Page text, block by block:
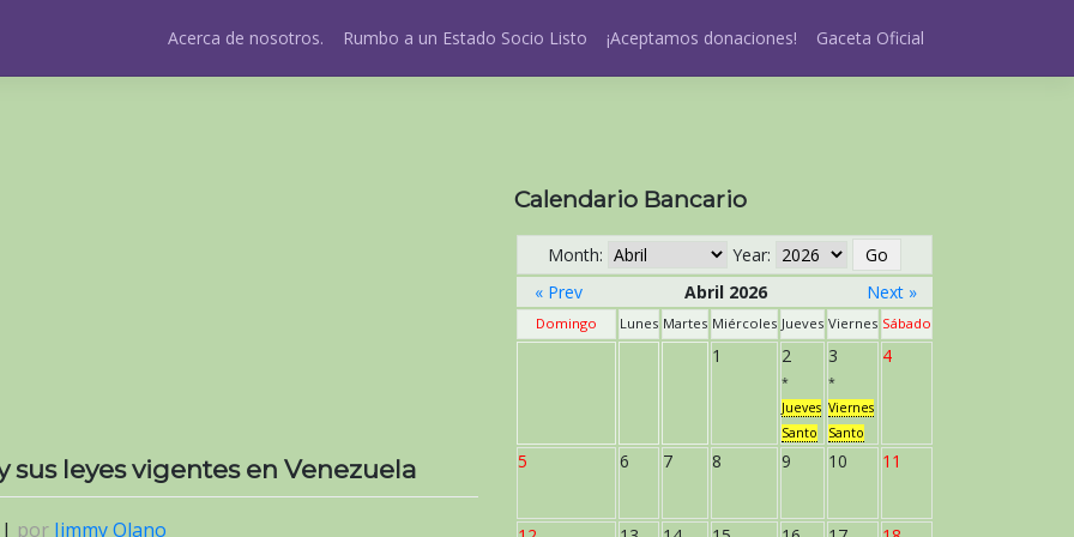
Acerca de nosotros. Rumbo a un Estado Socio Listo ¡Aceptamos donaciones! Gaceta Oficial
leyes vigentes en Venezuela
| por Jimmy Olano
Calendario Bancario
Month:
Year:
« Prev
Abril 2026 Next »
Domingo Lunes Martes Miércoles Jueves Viernes Sábado
1 2
*
Jueves
Santo
3
*
Viernes
Santo
4
5 6 7 8 9 10 11